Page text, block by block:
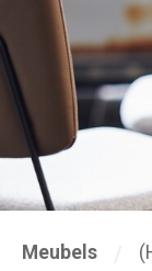
Meubels